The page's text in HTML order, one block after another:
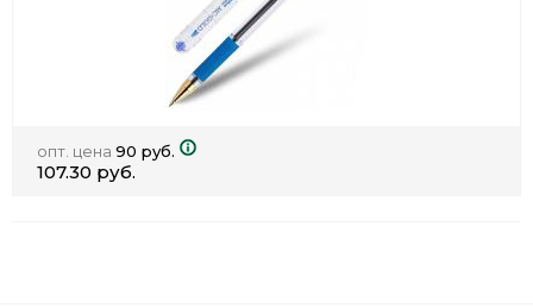
опт. цена 90 руб.
107.30 руб.